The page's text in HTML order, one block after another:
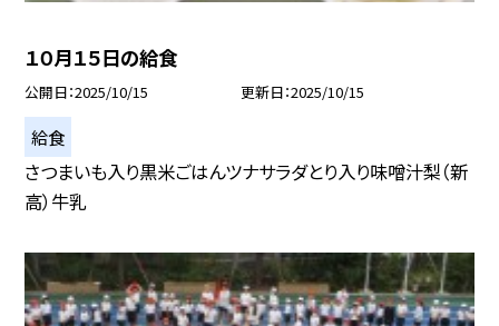
１０月１５日の給食
公開日 2025/10/15 更新日 2025/10/15
給食
さつまいも入り黒米ごはんツナサラダとり入り味噌汁梨（新
高）牛乳